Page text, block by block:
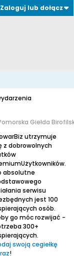
Zaloguj lub dołącz
Giełda
utrzymuje
z dobrowolnych
absolutne
serwisu
jest 100
osób.
go móc rozwijać -
300+
swoją cegiełkę
!